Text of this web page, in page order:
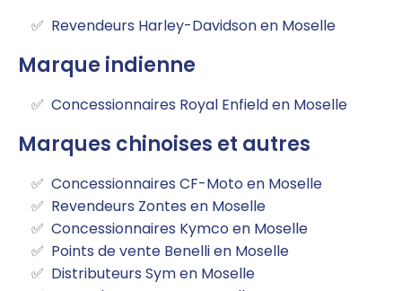
Revendeurs Harley-Davidson en Moselle
Marque indienne
Concessionnaires Royal Enfield en Moselle
Marques chinoises et autres
Concessionnaires CF-Moto en Moselle
Revendeurs Zontes en Moselle
Concessionnaires Kymco en Moselle
Points de vente Benelli en Moselle
Distributeurs Sym en Moselle